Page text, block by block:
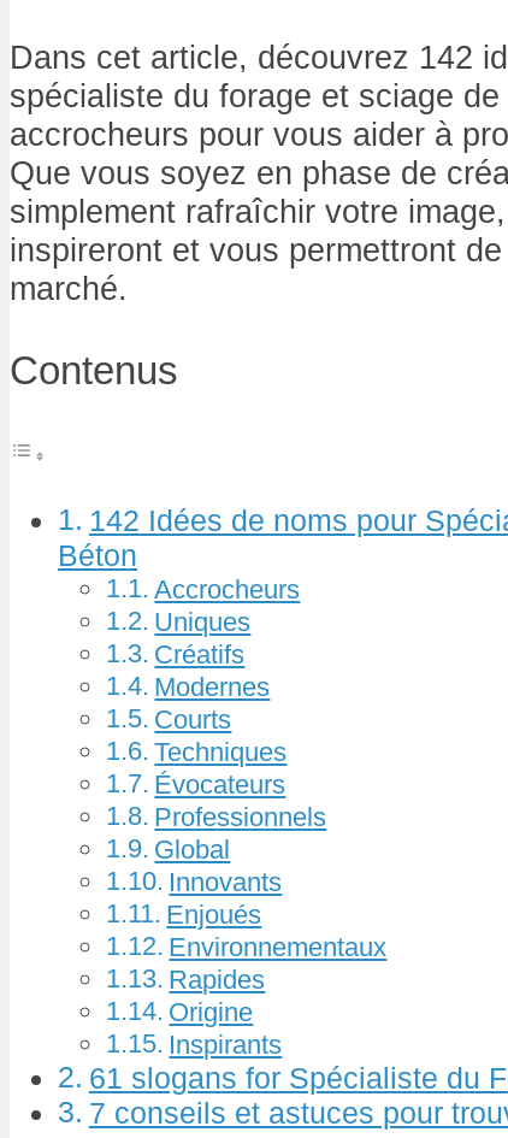
Dans cet article, découvrez 142
spécialiste du forage et sciage
accrocheurs pour vous aider à
Que vous soyez en phase de
simplement rafraîchir votre
inspireront et vous permettront
marché.
Contenus
142 Idées de noms pour
Béton
Accrocheurs
Uniques
Créatifs
Modernes
Courts
Techniques
Évocateurs
Professionnels
Global
Innovants
Enjoués
Environnementaux
Rapides
Origine
Inspirants
61 slogans for Spécialiste du
7 conseils et astuces pour